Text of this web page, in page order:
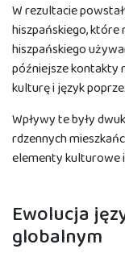
W rezultacie
hiszpańskiego,
hiszpańskiego
późniejsze kontakty
kulturę i język
Wpływy te były
rdzennych
elementy kulturowe
Ewolucja
globalnym